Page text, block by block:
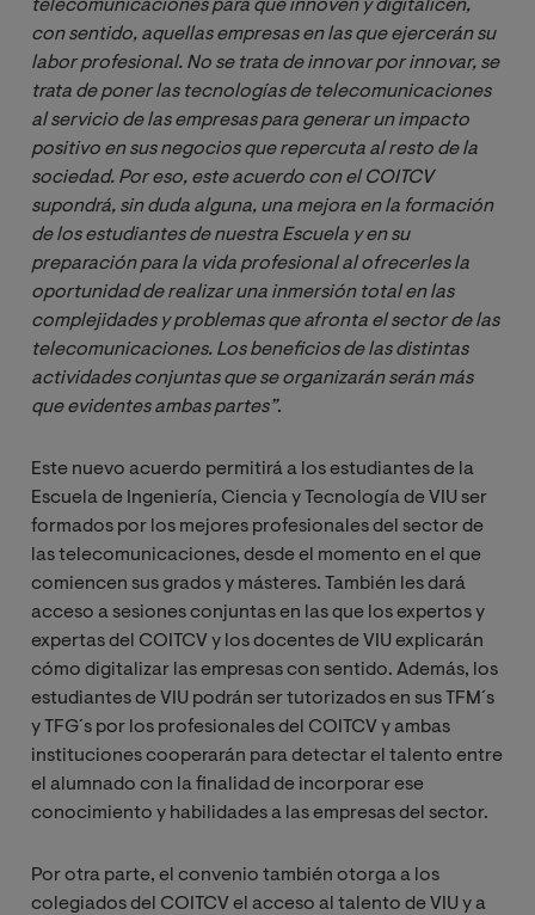
telecomunicaciones para que innoven y digitalicen,
con sentido, aquellas empresas en las que ejercerán su
labor profesional. No se trata de innovar por innovar, se
trata de poner las tecnologías de telecomunicaciones
al servicio de las empresas para generar un impacto
positivo en sus negocios que repercuta al resto de la
sociedad. Por eso, este acuerdo con el COITCV
supondrá, sin duda alguna, una mejora en la formación
de los estudiantes de nuestra Escuela y en su
preparación para la vida profesional al ofrecerles la
oportunidad de realizar una inmersión total en las
complejidades y problemas que afronta el sector de las
telecomunicaciones. Los beneficios de las distintas
actividades conjuntas que se organizarán serán más
que evidentes ambas partes”.
Este nuevo acuerdo permitirá a los estudiantes de la
Escuela de Ingeniería, Ciencia y Tecnología de VIU ser
formados por los mejores profesionales del sector de
las telecomunicaciones, desde el momento en el que
comiencen sus grados y másteres. También les dará
acceso a sesiones conjuntas en las que los expertos y
expertas del COITCV y los docentes de VIU explicarán
cómo digitalizar las empresas con sentido. Además, los
estudiantes de VIU podrán ser tutorizados en sus TFM´s
y TFG´s por los profesionales del COITCV y ambas
instituciones cooperarán para detectar el talento entre
el alumnado con la finalidad de incorporar ese
conocimiento y habilidades a las empresas del sector.
Por otra parte, el convenio también otorga a los
colegiados del COITCV el acceso al talento de VIU y a